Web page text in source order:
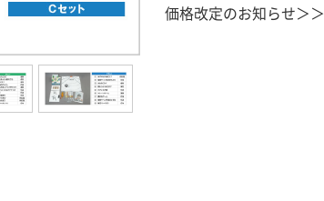
価格改定のお知らせ＞＞